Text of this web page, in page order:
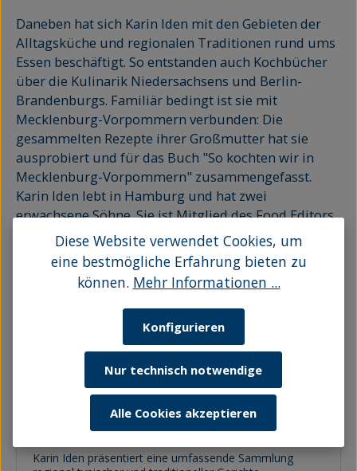
Daneben hat sich Karin Iden mit den Gebieten der
Alltagsküche und regionalen Traditionen rund ums
Essen beschäftigt. So entstanden auch Kochbücher
über die Kulinarik Niedersachsens und Berlin-
Brandenburgs. Familiär bedingt ist sie mit
Mecklenburg-Vorpommern verbunden: Die
gesammelten Rezepte ihrer Großmutter hat sie
ausprobiert und für das Buch "So kochten wir in
Mecklenburg-Vorpommern" zusammengefasst.
Karin Iden lebt in Hamburg und hat zwei
erwachsene Söhne. Sie ist Mitglied des Food Editors
Club Deutschland (FECD).
So kochten wir in Mecklenburg-Vorpommern
Karin Iden präsentiert eine umfassende Sammlung
Diese Website verwendet Cookies, um
eine bestmögliche Erfahrung bieten zu
können. Mehr Informationen ...
Nur technisch notwendige
Konfigurieren
Alle Cookies akzeptieren